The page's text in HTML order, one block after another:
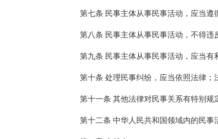
第七条 民事主体从事民事活动，应当
第八条 民事主体从事民事活动，不得违
第九条 民事主体从事民事活动，应当有
第十条 处理民事纠纷，应当依照法律
第十一条 其他法律对民事关系有特别规
第十二条 中华人民共和国领域内的民